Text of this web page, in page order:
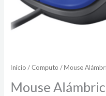
Inicio / Computo / Mouse
Mouse